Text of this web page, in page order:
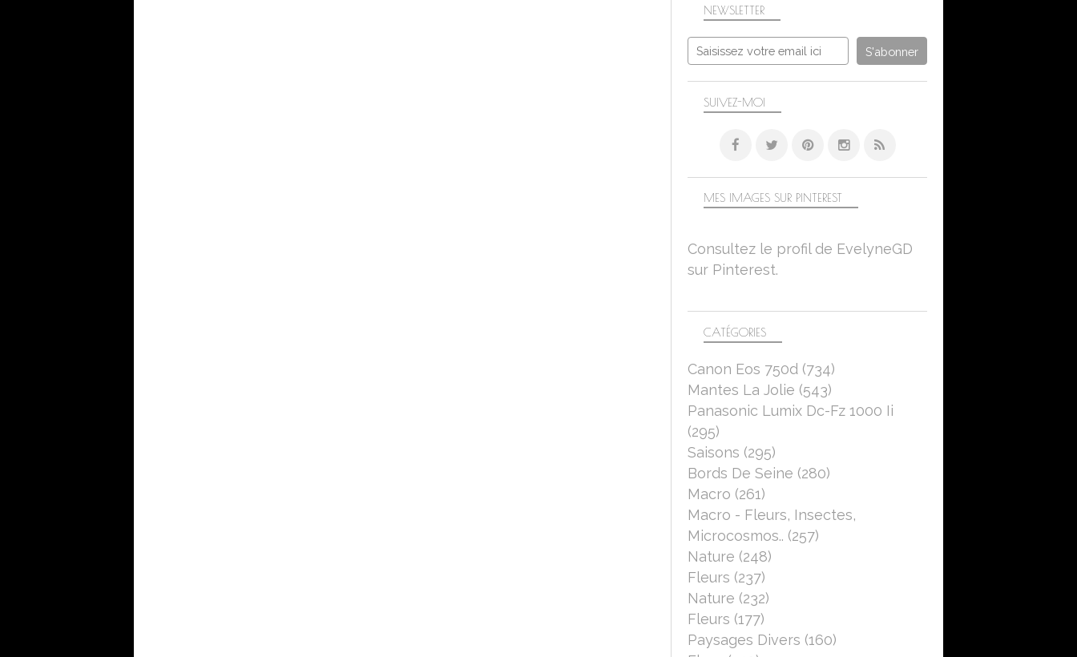
NEWSLETTER
SUIVEZ-MOI
CATÉGORIES
Canon Eos 750d (734)
Mantes La Jolie (543)
Panasonic Lumix Dc-Fz 1000 Ii
(295)
Saisons (295)
Bords De Seine (280)
Macro (261)
Macro - Fleurs, Insectes,
Microcosmos.. (257)
Nature (248)
Fleurs (237)
Nature (232)
Fleurs (177)
Paysages Divers (160)
MES IMAGES SUR PINTEREST
Consultez le profil de EvelyneGD
sur Pinterest.